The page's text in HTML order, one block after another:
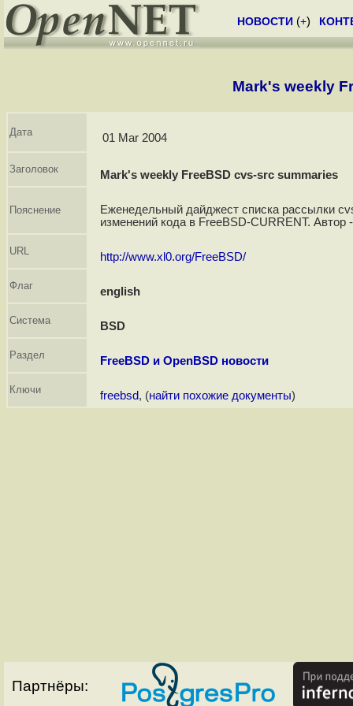
НОВОСТИ (+)
Mark's weekly
Дата 01 Mar 2004
Заголовок Mark's weekly FreeBSD cvs-src summaries
Пояснение
Еженедельный дайджест списка рассылки
изменений кода в FreeBSD-CURRENT. Автор
URL http://www.xl0.org/FreeBSD/
Флаг english
Система BSD
Раздел FreeBSD и OpenBSD новости
Ключи freebsd, (найти похожие документы)
Партнёры: